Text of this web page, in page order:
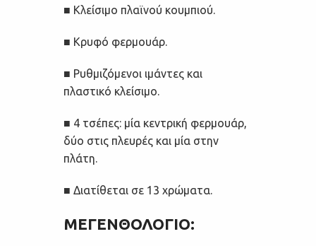
■ Κλείσιμο πλαϊνού κουμπιού.
■ Κρυφό φερμουάρ.
■ Ρυθμιζόμενοι ιμάντες και
πλαστικό κλείσιμο.
■ 4 τσέπες: μία κεντρική φερμουάρ,
δύο στις πλευρές και μία στην
πλάτη.
■ Διατίθεται σε 13 χρώματα.
ΜΕΓΕΝΘΟΛΟΓΙΟ: